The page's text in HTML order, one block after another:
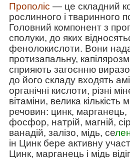
Прополіс ― це складний
рослинного і тваринного
Головний компонент з
сполуки, до яких
фенолокислоти. Вони
протизапальну,
сприяють загоєнню
до його складу входять
органічні кислоти, різні
вітаміни, велика кількість
речовин: цинк, марганець,
фосфор, натрій, магній,
ванадій, залізо, мідь, се
ін Цинк бере активну
Цинк, марганець і мідь